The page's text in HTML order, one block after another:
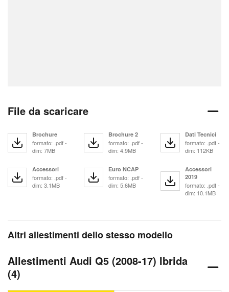
File da scaricare
Brochure
formato: .pdf -
dim: 7MB
Brochure 2
formato: .pdf -
dim: 4.9MB
Dati Tecnici
formato: .pdf -
dim: 112KB
Accessori
formato: .pdf -
dim: 3.1MB
Euro NCAP
formato: .pdf -
dim: 5.6MB
Accessori
2019
formato: .pdf -
dim: 10.1MB
Altri allestimenti dello stesso modello
Allestimenti Audi Q5 (2008-17) Ibrida
(4)